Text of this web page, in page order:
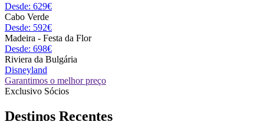
Desde: 629€
Cabo Verde
Desde: 592€
Madeira - Festa da Flor
Desde: 698€
Riviera da Bulgária
Disneyland
Garantimos o melhor preço
Exclusivo Sócios
Destinos Recentes